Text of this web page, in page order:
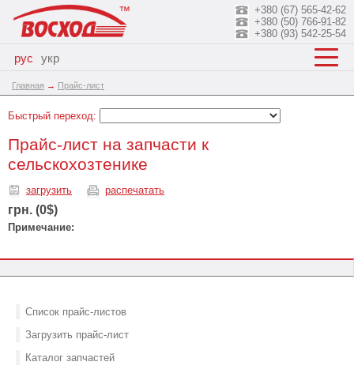
рус укр
+380 (67) 565-42-62
+380 (50) 766-91-82
+380 (93) 542-25-54
Главная → Прайс-лист
Список прайс-листов
Загрузить прайс-лист
Каталог запчастей
Быстрый переход:
Прайс-лист на запчасти к
сельскохозтенике
загрузить распечатать
грн. (0$)
Примечание: